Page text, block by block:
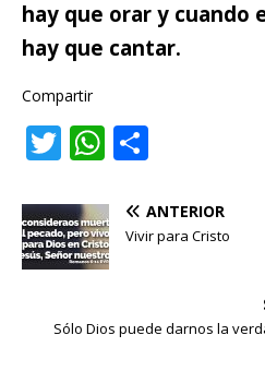
hay que orar y cuando
hay que cantar.
Compartir
T
it
te
r
W
at
s
A
p
p
m
p
ti
ANTERIOR
Vivir para Cristo
Sólo Dios puede darnos la